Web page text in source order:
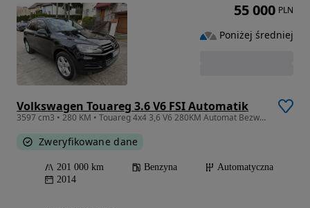
Volkswagen Touareg 3.6 V6 FSI Automatik
3597 cm3 • 280 KM • Touareg 4x4 3,6 V6 280KM Automat Bezwyp. F-VAT23%
Zweryfikowane dane
201 000 km Benzyna
Automatyczna
2014
55 000 PLN
Poniżej średniej